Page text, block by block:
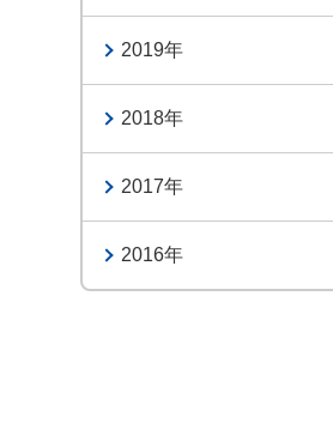
2019
2018
2017
2016